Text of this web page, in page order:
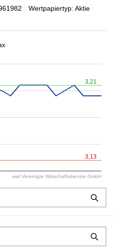
Wertpapiertyp: Aktie
3,21
3,13
vwd Vereinigte Wirtschaftsdienste GmbH